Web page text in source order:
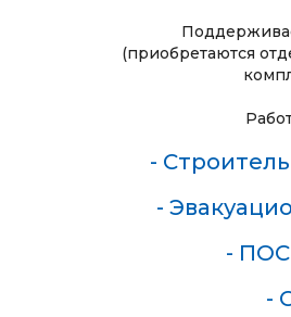
(приобретаются
-
-
-
-